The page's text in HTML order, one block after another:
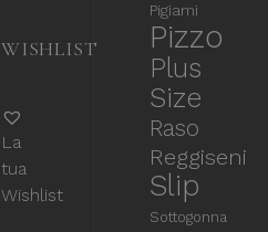
WISHLIST
La
tua
Wishlist
Pigiami
Pizzo
Plus
Size
Raso
Reggiseni
Slip
Sottogonna